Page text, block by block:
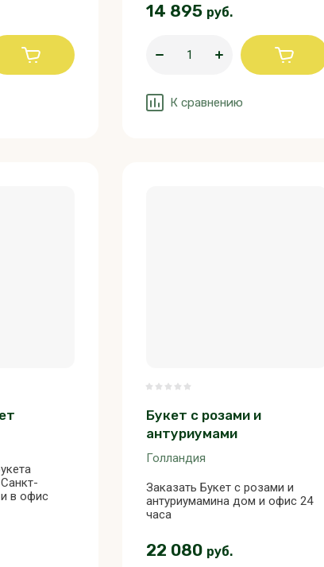
14 895 руб.
К сравнению
в офис
Букет с розами и
антуриумами
Голландия
Заказать Букет с розами и
антуриумамина дом и офис 24
часа
22 080 руб.